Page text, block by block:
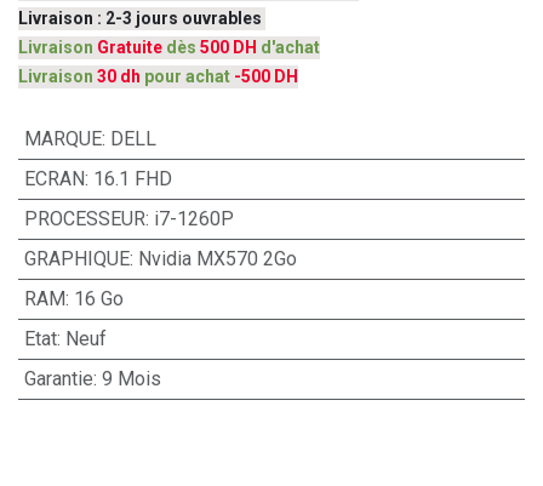
Livraison : 2-3 jours ouvrables
Livraison Gratuite dès 500 DH d'achat
Livraison 30 dh pour achat -500 DH
MARQUE: DELL
ECRAN: 16.1 FHD
PROCESSEUR: i7-1260P
GRAPHIQUE: Nvidia MX570 2Go
RAM: 16 Go
Etat: Neuf
Garantie: 9 Mois